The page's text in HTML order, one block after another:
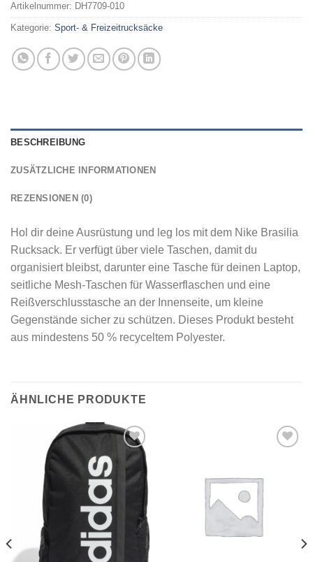
Artikelnummer: DH7709-010
Kategorie: Sport- & Freizeitrucksäcke
BESCHREIBUNG
ZUSÄTZLICHE INFORMATIONEN
REZENSIONEN (0)
Hol dir deine Ausrüstung und leg los mit dem Nike Brasilia
Rucksack. Er verfügt über viele Taschen, damit du
organisiert bleibst, darunter eine Tasche für deinen Laptop,
seitliche Mesh-Taschen für Wasserflaschen und eine
Reißverschlusstasche an der Innenseite, um kleine
Gegenstände sicher zu schützen. Dieses Produkt besteht
aus mindestens 50 % recyceltem Polyester.
ÄHNLICHE PRODUKTE
Add to
wishlist